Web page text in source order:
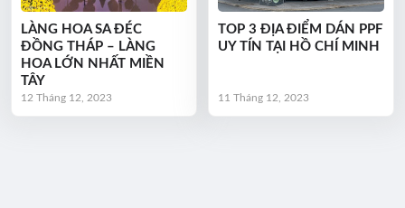
LÀNG HOA SA ĐÉC
ĐỒNG THÁP – LÀNG
HOA LỚN NHẤT MIỀN
TÂY
12 Tháng 12, 2023
TOP 3 ĐỊA ĐIỂM DÁN PPF
UY TÍN TẠI HỒ CHÍ MINH
11 Tháng 12, 2023